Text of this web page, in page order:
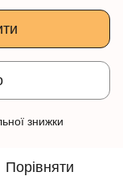
знижки
Порівняти